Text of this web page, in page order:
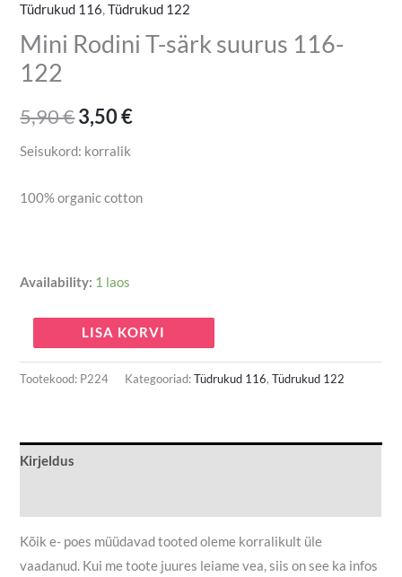
Tüdrukud 116,Tüdrukud 122
Mini Rodini T-särk suurus 116-
122
5,90€3,50€
Seisukord: korralik
100% organic cotton
Availability: 1 laos
LISA KORVI
Tootekood: P224 Kategooriad:Tüdrukud 116,Tüdrukud 122
Kirjeldus
Kõik e- poes müüdavad tooted oleme korralikult üle
vaadanud. Kui me toote juures leiame vea, siis on see ka infos